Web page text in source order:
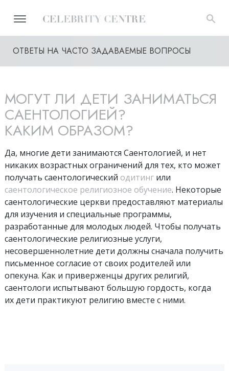
ОТВЕТЫ НА ЧАСТО ЗАДАВАЕМЫЕ ВОПРОСЫ
МОГУТ ЛИ ДЕТИ ЗАНИМАТЬСЯ
САЕНТОЛОГИЕЙ?
КАКИМ ОБРАЗОМ?
Да, многие дети занимаются Саентологией, и нет
никаких возрастных ограничений для тех, кто может
получать саентологический одитинг или
саентологическое религиозное обучение. Некоторые
саентологические церкви предоставляют материалы
для изучения и специальные программы,
разработанные для молодых людей. Чтобы получать
саентологические религиозные услуги,
несовершеннолетние дети должны сначала получить
письменное согласие от своих родителей или
опекуна. Как и приверженцы других религий,
саентологи испытывают большую гордость, когда
их дети практикуют религию вместе с ними.